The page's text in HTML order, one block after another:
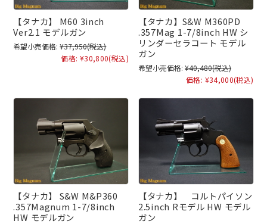
【タナカ】 M60 3inch
Ver2.1 モデルガン
希望小売価格: ¥37,950(税込)
価格: ¥30,800(税込)
【タナカ】S&W M360PD
.357Mag 1-7/8inch HW シ
リンダーセラコート モデル
ガン
希望小売価格: ¥40,480(税込)
価格: ¥34,000(税込)
【タナカ】 S&W M&P360
.357Magnum 1-7/8inch
HW モデルガン
【タナカ】 コルトパイソン
2.5inch Rモデル HW モデル
ガン